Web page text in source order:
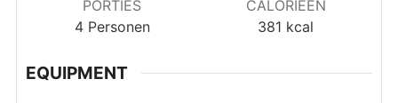
PORTIES
4 Personen
CALORIEËN
381 kcal
EQUIPMENT